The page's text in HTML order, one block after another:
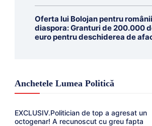
Oferta lui Bolojan pentru
diaspora: Granturi de 200.000
euro pentru deschiderea de
Anchetele Lumea Politică
EXCLUSIV.Politician de top a agresat un
octogenar! A recunoscut cu greu fapta